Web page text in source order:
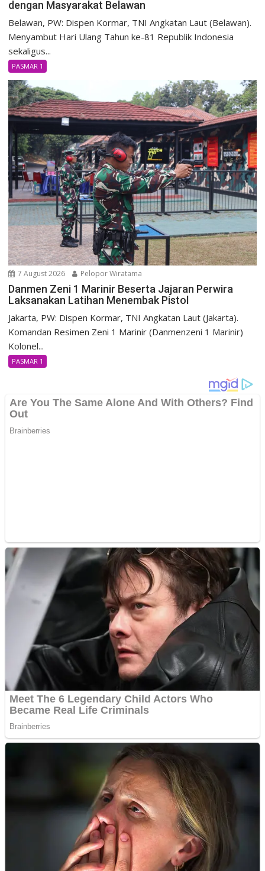
dengan Masyarakat Belawan
Belawan, PW: Dispen Kormar, TNI Angkatan Laut (Belawan).
Menyambut Hari Ulang Tahun ke-81 Republik Indonesia
sekaligus...
PASMAR 1
7 August 2026 Pelopor Wiratama
Danmen Zeni 1 Marinir Beserta Jajaran Perwira
Laksanakan Latihan Menembak Pistol
Jakarta, PW: Dispen Kormar, TNI Angkatan Laut (Jakarta).
Komandan Resimen Zeni 1 Marinir (Danmenzeni 1 Marinir)
Kolonel...
PASMAR 1